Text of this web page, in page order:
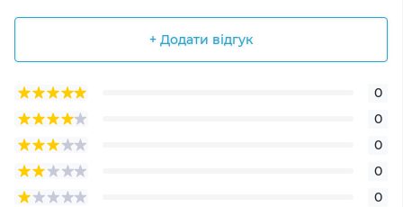
+ Додати відгук
0
0
0
0
0